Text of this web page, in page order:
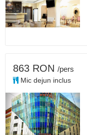
863 RON /pers
Mic dejun inclus